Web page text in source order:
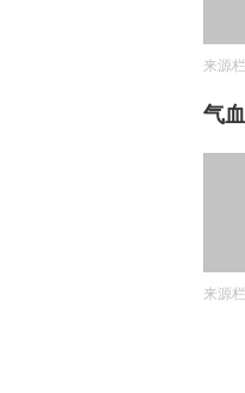
来源
气
来源